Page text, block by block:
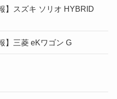
】スズキ ソリオ HYBRID
】三菱 eKワゴン G